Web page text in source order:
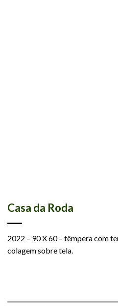
Casa da Roda
2022 – 90 X 60 – têmpera com
colagem sobre tela.